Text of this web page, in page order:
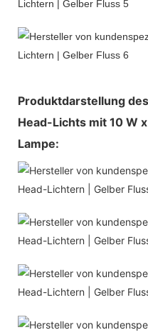
Produktdarstellung
Head-Lichts mit 10 W
Lampe: